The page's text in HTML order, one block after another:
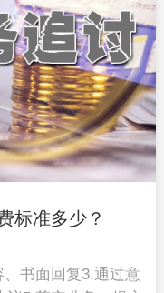
标准多少？
书面回复3.通过意